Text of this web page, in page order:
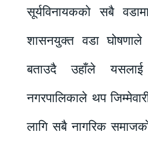
सूर्यविनायकको सबै
शासनयुक्त वडा घोषणाले
बताउदै उहाँले यसलाई
नगरपालिकाले थप
लागि सबै नागरिक